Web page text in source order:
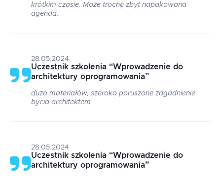
krótkim czasie. Może trochę zbyt napakowana
agenda.
28.05.2024
Uczestnik szkolenia “Wprowadzenie do
architektury oprogramowania”
duzo materiałów, szeroko poruszone zagadnienie
bycia architektem
28.05.2024
Uczestnik szkolenia “Wprowadzenie do
architektury oprogramowania”